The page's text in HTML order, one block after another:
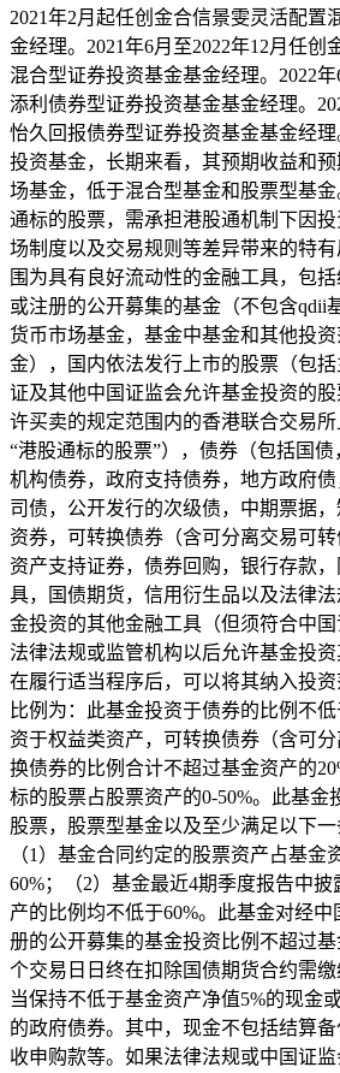
2021年2月起任创金合信景雯灵活配置
金经理。2021年6月至2022年12月任创
混合型证券投资基金基金经理。2022
添利债券型证券投资基金基金经理。
怡久回报债券型证券投资基金基金经
投资基金，长期来看，其预期收益和
场基金，低于混合型基金和股票型基
通标的股票，需承担港股通机制下因
场制度以及交易规则等差异带来的特
围为具有良好流动性的金融工具，包
或注册的公开募集的基金（不包含qdii
货币市场基金，基金中基金和其他投
金），国内依法发行上市的股票（包
证及其他中国证监会允许基金投资的
许买卖的规定范围内的香港联合交易
“港股通标的股票”），债券（包括国
机构债券，政府支持债券，地方政府
司债，公开发行的次级债，中期票据
资券，可转换债券（含可分离交易可转
资产支持证券，债券回购，银行存款
具，国债期货，信用衍生品以及法律
金投资的其他金融工具（但须符合中
法律法规或监管机构以后允许基金投
在履行适当程序后，可以将其纳入投
比例为：此基金投资于债券的比例不
资于权益类资产，可转换债券（含可
换债券的比例合计不超过基金资产的
标的股票占股票资产的0-50%。此基金
股票，股票型基金以及至少满足以下一
（1）基金合同约定的股票资产占基金
60%；（2）基金最近4期季度报告中
产的比例均不低于60%。此基金对经
册的公开募集的基金投资比例不超过
个交易日日终在扣除国债期货合约需
当保持不低于基金资产净值5%的现金
的政府债券。其中，现金不包括结算
收申购款等。如果法律法规或中国证